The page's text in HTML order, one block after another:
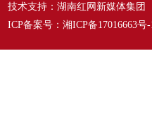
技术支持：湖南红网新媒体集团
ICP备案号： 湘ICP备17016663号-